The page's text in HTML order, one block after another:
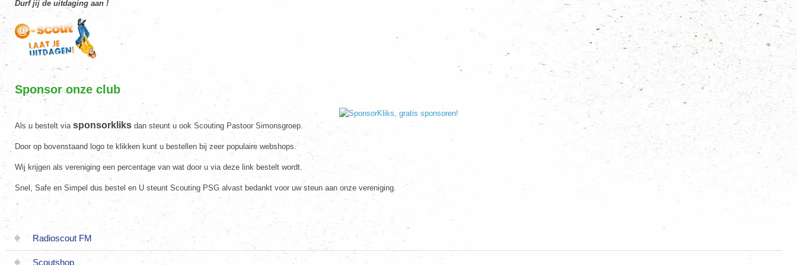
Durf jij de uitdaging aan !
Sponsor onze club
Als u bestelt via sponsorkliks dan steunt u ook Scouting Pastoor Simonsgroep.
Door op bovenstaand logo te klikken kunt u bestellen bij zeer populaire webshops.
Wij krijgen als vereniging een percentage van wat door u via deze link bestelt wordt.
Snel, Safe en Simpel dus bestel en U steunt Scouting PSG alvast bedankt voor uw steun aan onze vereniging.
Radioscout FM
Scoutshop